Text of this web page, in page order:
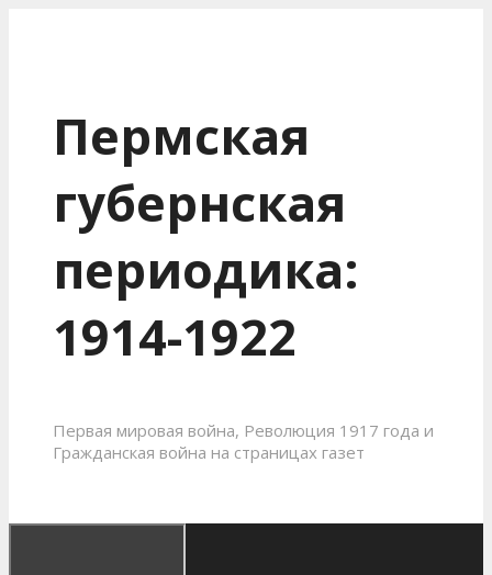
Пермская
губернская
периодика:
1914-1922
Первая мировая война, Революция 1917 года и
Гражданская война на страницах газет